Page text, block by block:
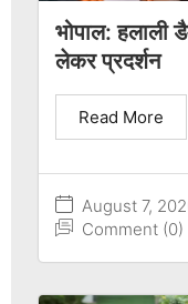
भोपाल: हलाली
लेकर प्रदर्शन
August 7,
Comment (0)
Read More